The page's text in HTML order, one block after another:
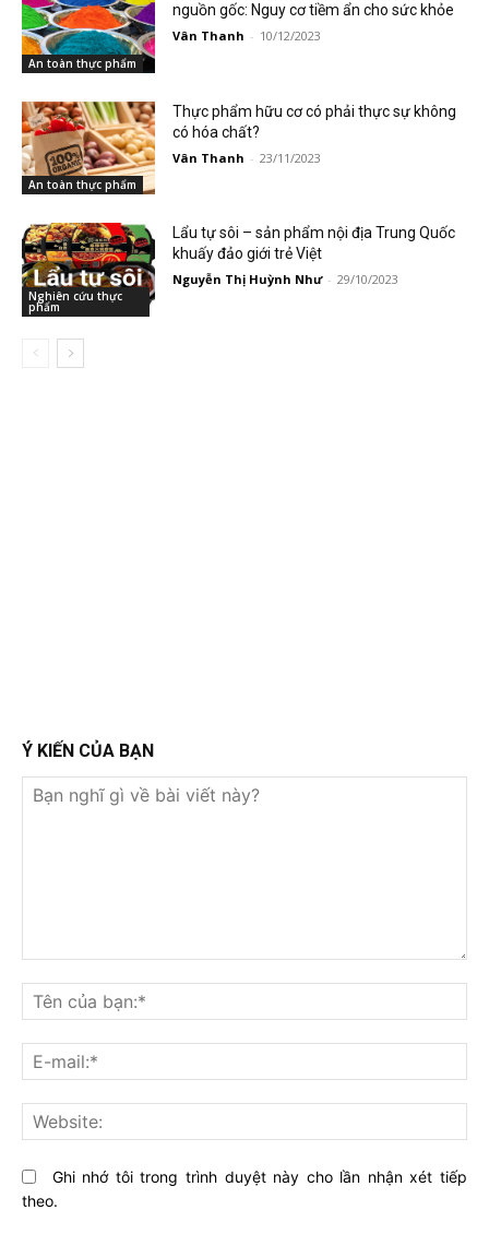
An toàn thực phẩm
nguồn gốc: Nguy cơ tiềm ẩn cho sức khỏe
Vân Thanh - 10/12/2023
An toàn thực phẩm
Thực phẩm hữu cơ có phải thực sự không
có hóa chất?
Vân Thanh - 23/11/2023
Nghiên cứu thực
phẩm
Lẩu tự sôi – sản phẩm nội địa Trung Quốc
khuấy đảo giới trẻ Việt
Nguyễn Thị Huỳnh Như - 29/10/2023
Ý KIẾN CỦA BẠN
nghĩ
gì
về
bài
viết
này?
Ghi nhớ tôi trong trình duyệt này cho lần nhận xét tiếp
theo.